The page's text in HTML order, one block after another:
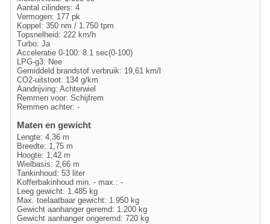
Aantal cilinders: 4
Vermogen: 177 pk
Koppel: 350 nm / 1.750 tpm
Topsnelheid: 222 km/h
Turbo: Ja
Acceleratie 0-100: 8.1 sec(0-100)
LPG-g3: Nee
Gemiddeld brandstof verbruik: 19,61 km/l
CO2-uitstoot: 134 g/km
Aandrijving: Achterwiel
Remmen voor: Schijfrem
Remmen achter: -
Maten en gewicht
Lengte: 4,36 m
Breedte: 1,75 m
Hoogte: 1,42 m
Wielbasis: 2,66 m
Tankinhoud: 53 liter
Kofferbakinhoud min. - max.: -
Leeg gewicht: 1.485 kg
Max. toelaatbaar gewicht: 1.950 kg
Gewicht aanhanger geremd: 1.200 kg
Gewicht aanhanger ongeremd: 720 kg